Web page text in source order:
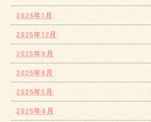
2026年1月
2025年12月
2025年9月
2025年8月
2025年5月
2025年4月